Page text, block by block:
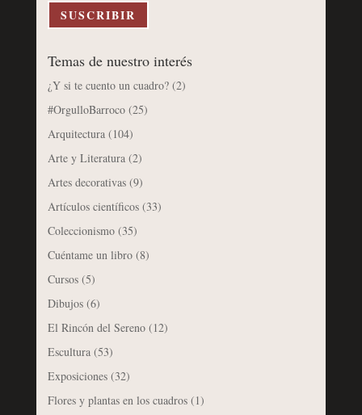
electrónico
SUSCRIBIR
Temas de nuestro interés
¿Y si te cuento un cuadro?(2)
#OrgulloBarroco(25)
Arquitectura(104)
Arte y Literatura(2)
Artes decorativas(9)
Artículos científicos(33)
Coleccionismo(35)
Cuéntame un libro(8)
Cursos(5)
Dibujos(6)
El Rincón del Sereno(12)
Escultura(53)
Exposiciones(32)
Flores y plantas en los cuadros(1)